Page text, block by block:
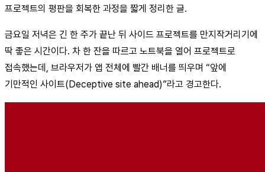
프로젝트의 평판을 회복한 과정을 짧게 정리한 글.
금요일 저녁은 긴 한 주가 끝난 뒤 사이드 프로젝트를 만지작거리기에
딱 좋은 시간이다. 차 한 잔을 따르고 노트북을 열어 프로젝트로
접속했는데, 브라우저가 앱 전체에 빨간 배너를 띄우며 “앞에
기만적인 사이트(Deceptive site ahead)”라고 경고한다.